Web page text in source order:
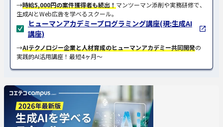
→時給5,000円の案件獲得者も続出！マンツーマン添削や実務研修で、
生成AIとWeb広告を学べるスクール。
ヒューマンアカデミープログラミング講座(現:生成AI
講座)
→AIテクノロジー企業と人材育成のヒューマンアカデミー共同開発の
実践的AI活用講座！最短4ヶ月〜